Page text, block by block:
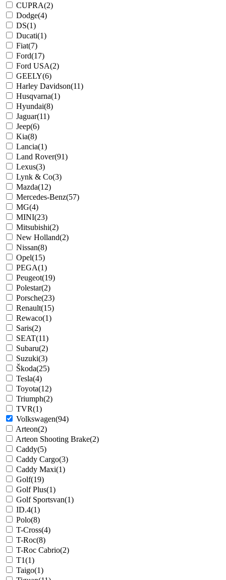
CUPRA(2)
Dodge(4)
DS(1)
Ducati(1)
Fiat(7)
Ford(17)
Ford USA(2)
GEELY(6)
Harley Davidson(11)
Husqvarna(1)
Hyundai(8)
Jaguar(11)
Jeep(6)
Kia(8)
Lancia(1)
Land Rover(91)
Lexus(3)
Lynk & Co(3)
Mazda(12)
Mercedes-Benz(57)
MG(4)
MINI(23)
Mitsubishi(2)
New Holland(2)
Nissan(8)
Opel(15)
PEGA(1)
Peugeot(19)
Polestar(2)
Porsche(23)
Renault(15)
Rewaco(1)
Saris(2)
SEAT(11)
Subaru(2)
Suzuki(3)
Škoda(25)
Tesla(4)
Toyota(12)
Triumph(2)
TVR(1)
Volkswagen(94)
Arteon(2)
Arteon Shooting Brake(2)
Caddy(5)
Caddy Cargo(3)
Caddy Maxi(1)
Golf(19)
Golf Plus(1)
Golf Sportsvan(1)
ID.4(1)
Polo(8)
T-Cross(4)
T-Roc(8)
T-Roc Cabrio(2)
T1(1)
Taigo(1)